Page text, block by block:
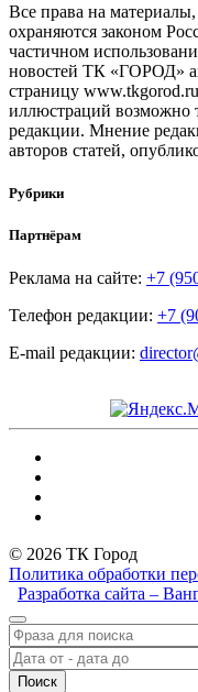
Все права на
охраняются законом
частичном
новостей ТК «ГОРОД»
страницу
иллюстраций возможно
редакции. Мнение
авторов статей,
Рубрики
Партнёрам
Реклама на сайте: +7
Телефон редакции: +7
E-mail редакции:
© 2026 ТК Город
Политика обработки
Разработка сайта –
Поиск